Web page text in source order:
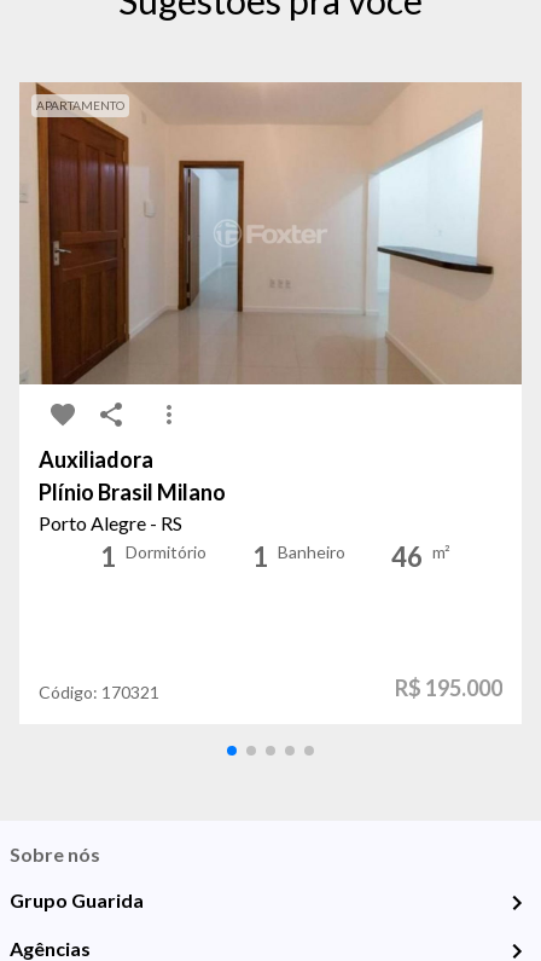
APARTAMENTO
Auxiliadora
Plínio Brasil Milano
Porto Alegre - RS
1 Dormitório 1 Banheiro 46 m²
Código: 170321 R$ 195.000
Sobre nós
Grupo Guarida
Agências